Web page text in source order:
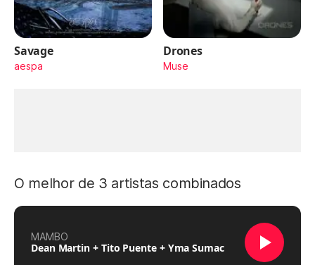
Savage
aespa
Drones
Muse
O melhor de 3 artistas combinados
MAMBO
Dean Martin + Tito Puente + Yma Sumac